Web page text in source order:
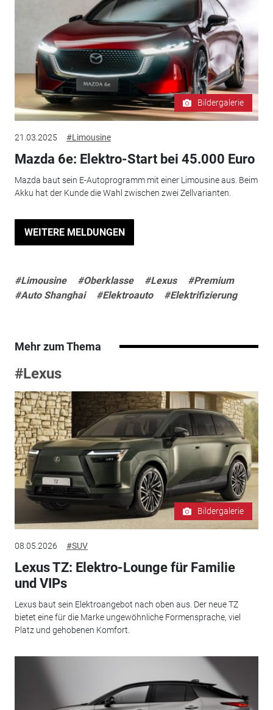
Bildergalerie
21.03.2025 #Limousine
Mazda 6e: Elektro-Start bei 45.000 Euro
Mazda baut sein E-Autoprogramm mit einer Limousine aus. Beim
Akku hat der Kunde die Wahl zwischen zwei Zellvarianten.
WEITERE MELDUNGEN
#Limousine #Oberklasse #Lexus
#Premium
#Auto Shanghai
#Elektroauto #Elektrifizierung
Mehr zum Thema
#Lexus
Bildergalerie
08.05.2026 #SUV
Lexus TZ: Elektro-Lounge für Familie
und VIPs
Lexus baut sein Elektroangebot nach oben aus. Der neue TZ
bietet eine für die Marke ungewöhnliche Formensprache, viel
Platz und gehobenen Komfort.